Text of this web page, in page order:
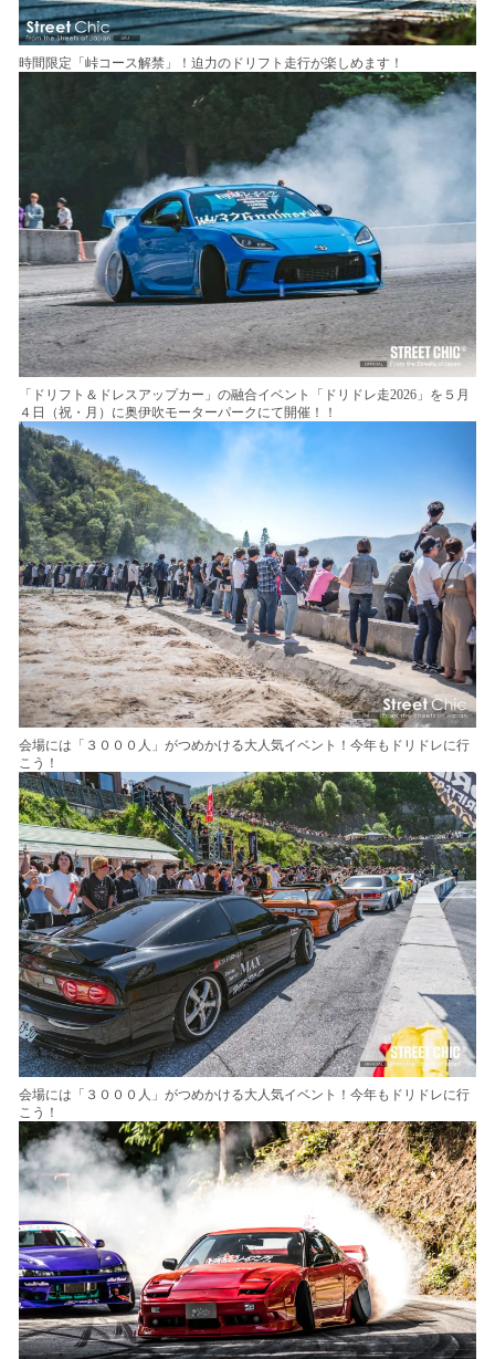
時間限定「峠コース解禁」！迫力のドリフト走行が楽しめます！
「ドリフト＆ドレスアップカー」の融合イベント「ドリドレ走2026」を５月
４日（祝・月）に奥伊吹モーターパークにて開催！！
会場には「３０００人」がつめかける大人気イベント！今年もドリドレに行
こう！
会場には「３０００人」がつめかける大人気イベント！今年もドリドレに行
こう！